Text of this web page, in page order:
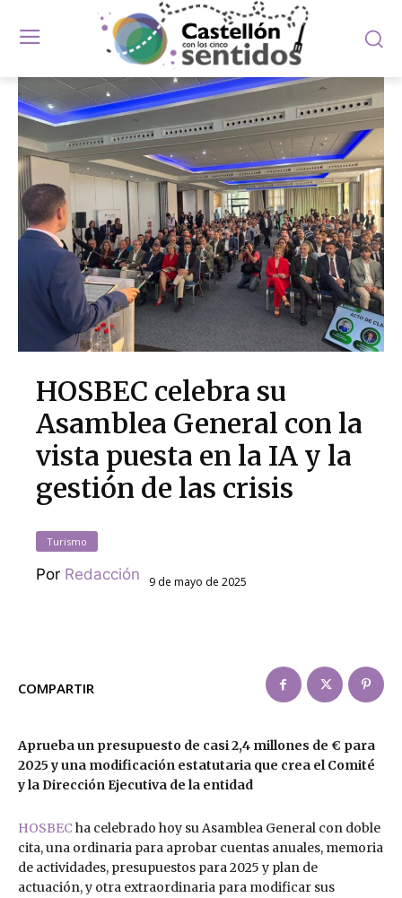
HOSBEC celebra su
Asamblea General con la
vista puesta en la IA y la
gestión de las crisis
Turismo
Por Redacción 9 de mayo de 2025
COMPARTIR
Aprueba un presupuesto de casi 2,4 millones de € para
2025 y una modificación estatutaria que crea el Comité
y la Dirección Ejecutiva de la entidad
HOSBEC ha celebrado hoy su Asamblea General con doble
cita, una ordinaria para aprobar cuentas anuales, memoria
de actividades, presupuestos para 2025 y plan de
actuación, y otra extraordinaria para modificar sus